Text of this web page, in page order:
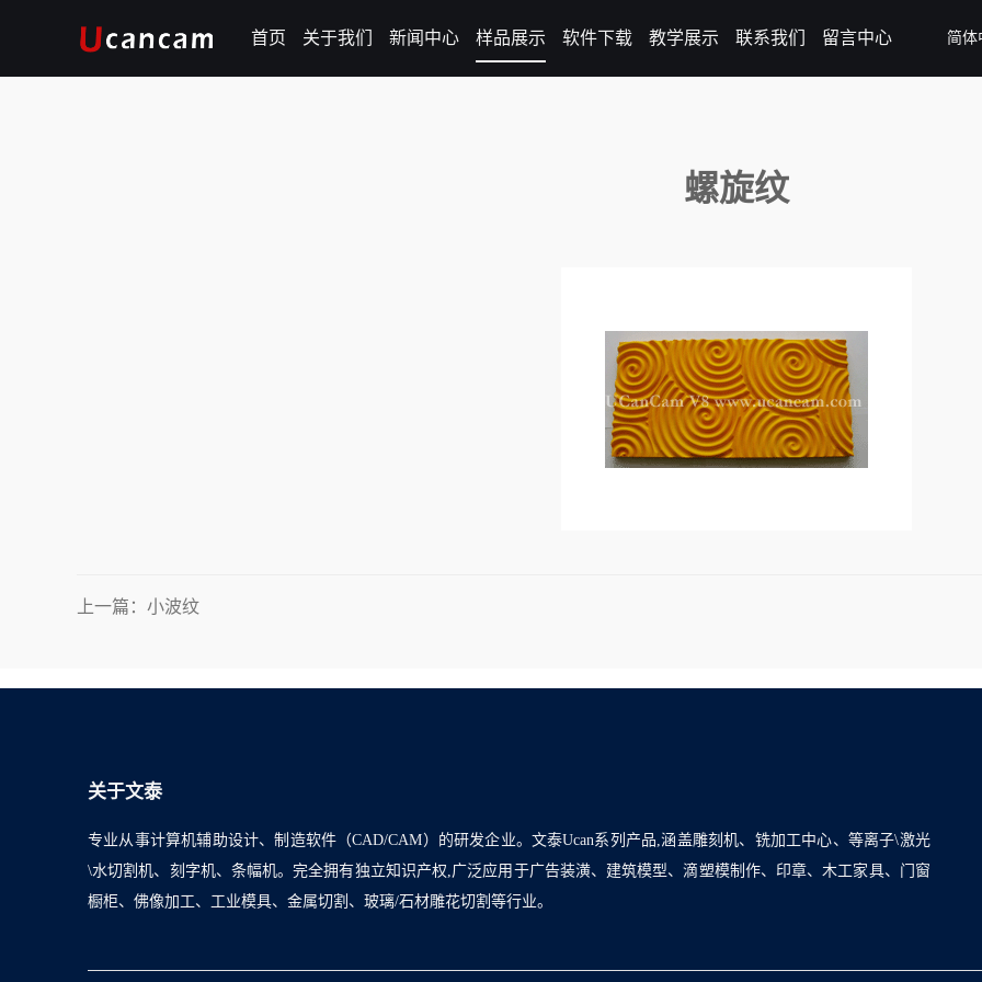
首页 关于我们 新闻中心 样品展示 软件下载 教学展示 联系我们 留言中心 简体
螺旋纹
上一篇：小波纹
关于文泰
专业从事计算机辅助设计、制造软件（CAD/CAM）的研发企业。文泰Ucan系列产品,涵盖雕刻机、铣加工中心、等离子\激光
\水切割机、刻字机、条幅机。完全拥有独立知识产权,广泛应用于广告装潢、建筑模型、滴塑模制作、印章、木工家具、门窗
橱柜、佛像加工、工业模具、金属切割、玻璃/石材雕花切割等行业。